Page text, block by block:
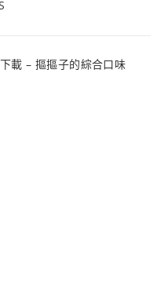
載 – 摳摳子的綜合口味